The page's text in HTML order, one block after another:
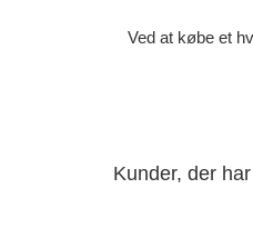
Ved at købe et
Kunder, der